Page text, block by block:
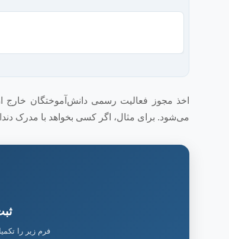
اخذ مجوز فعالیت رسمی دانش‌آموختگان خارج
می‌شود. برای مثال، اگر کسی بخواهد با مدرک
فرم زیر را